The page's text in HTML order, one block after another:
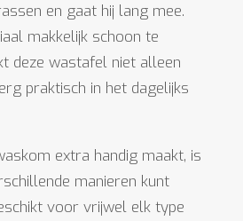
en gaat hij lang mee.
makkelijk schoon te
deze wastafel niet alleen
praktisch in het dagelijks
extra handig maakt, is
manieren kunt
voor vrijwel elk type